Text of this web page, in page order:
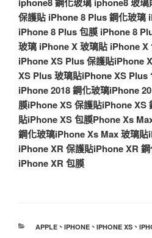
保護貼 iPhone 8 Plus 鋼化玻璃
iPhone 8 Plus 包膜 iPhone 8
玻璃 iPhone X 玻璃貼 iPhone X
iPhone XS Plus 保護貼iPhone
XS Plus 玻璃貼iPhone XS Plus
iPhone 2018 鋼化玻璃iPhone
膜iPhone XS 保護貼iPhone XS
貼iPhone XS 包膜Phone Xs
鋼化玻璃iPhone Xs Max 玻璃貼
iPhone XR 保護貼iPhone XR
iPhone XR 包膜
分
APPLE、 IPHONE、 IPHONE XS、